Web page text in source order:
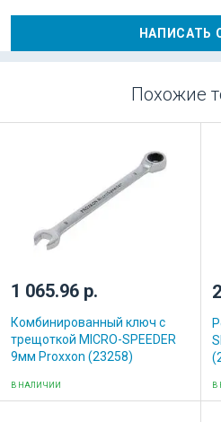
НАПИСАТЬ
Похожие
1 065.96 р.
Комбинированный ключ с
трещоткой MICRO-SPEEDER
9мм Proxxon (23258)
В НАЛИЧИИ В